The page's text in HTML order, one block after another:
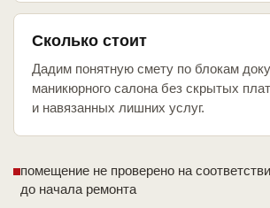
Сколько стоит
Дадим понятную смету по блокам
маникюрного салона без скрытых
и навязанных лишних услуг.
помещение не проверено на
до начала ремонта